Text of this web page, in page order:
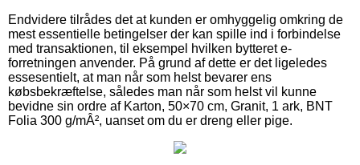
Endvidere tilrådes det at kunden er omhyggelig omkring de
mest essentielle betingelser der kan spille ind i forbindelse
med transaktionen, til eksempel hvilken bytteret e-
forretningen anvender. På grund af dette er det ligeledes
essesentielt, at man når som helst bevarer ens
købsbekræftelse, således man når som helst vil kunne
bevidne sin ordre af Karton, 50×70 cm, Granit, 1 ark, BNT
Folia 300 g/mÂ², uanset om du er dreng eller pige.